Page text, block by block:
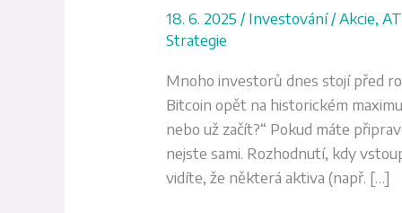
18. 6. 2025/Investování/Akcie,
Strategie
Mnoho investorů dnes stojí před
Bitcoin opět na historickém
nebo už začít?“ Pokud máte
nejste sami. Rozhodnutí, kdy
vidíte, že některá aktiva (např. […]